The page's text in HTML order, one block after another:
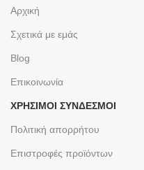
Αρχική
Σχετικά με εμάς
Blog
Επικοινωνία
ΧΡΉΣΙΜΟΙ ΣΎΝΔΕΣΜΟΙ
Πολιτική απορρήτου
Επιστροφές προϊόντων